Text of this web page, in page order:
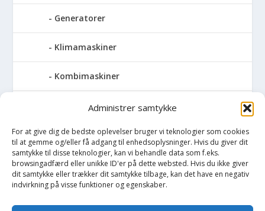
Administrer samtykke
For at give dig de bedste oplevelser bruger vi teknologier som cookies
til at gemme og/eller få adgang til enhedsoplysninger. Hvis du giver dit
samtykke til disse teknologier, kan vi behandle data som f.eks.
browsingadfærd eller unikke ID'er på dette websted. Hvis du ikke giver
dit samtykke eller trækker dit samtykke tilbage, kan det have en negativ
indvirkning på visse funktioner og egenskaber.
Generatorer
Klimamaskiner
Kombimaskiner
Kompressor
Pressemaskiner
Save